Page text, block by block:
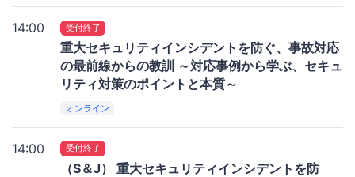
14:00 受付終了
重大セキュリティインシデントを防ぐ、事故対応
の最前線からの教訓 ～対応事例から学ぶ、セキュ
リティ対策のポイントと本質～
オンライン
14:00 受付終了
（S＆J） 重大セキュリティインシデントを防